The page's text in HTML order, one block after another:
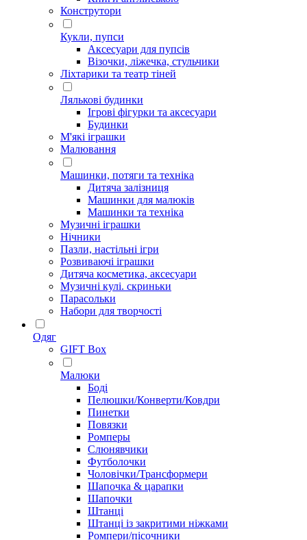
Конструтори
Кукли, пупси
Аксесуари для пупсів
Візочки, ліжечка, стульчики
Ліхтарики та театр тіней
Лялькові будинки
Ігрові фігурки та аксесуари
Будинки
М'які іграшки
Малювання
Машинки, потяги та техніка
Дитяча залізниця
Машинки для малюків
Машинки та техніка
Музичні іграшки
Нічники
Пазли, настільні ігри
Розвиваючі іграшки
Дитяча косметика, аксесуари
Музичні кулі. скриньки
Парасольки
Набори для творчості
Одяг
GIFT Box
Малюки
Боді
Пелюшки/Конверти/Ковдри
Пинетки
Повязки
Ромперы
Слюнявчики
Футболочки
Чоловічки/Трансформери
Шапочка & царапки
Шапочки
Штанці
Штанці із закритими ніжками
Ромпери/пісочники